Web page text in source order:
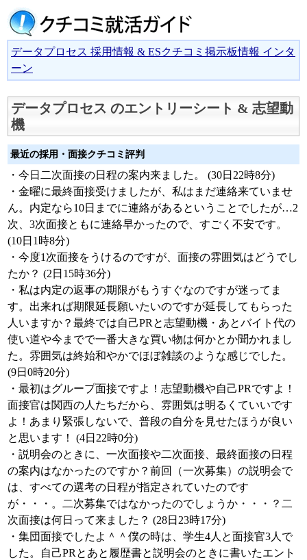
データプロセス 採用情報 & ESクチコミ掲示板情報 インタ
ーン
データプロセス のエントリーシート & 志望動
機
最近の採用・面接クチコミ評判
・今日二次面接の日程の案内来ました。 (30日22時8分)
・金曜に最終面接受けましたが、私はまだ連絡来ていませ
ん。内定なら10日までに連絡があるということでしたが…2
次、3次面接ともに連絡早かったので、すごく不安です。
(10日1時8分)
・今度1次面接をうけるのですが、面接の雰囲気はどうでし
たか？ (2日15時36分)
・私は内定の返事の期限がもうすぐなのですが迷ってま
す。出来れば期限延長願いたいのですが延長してもらった
人いますか？最終では自己PRと志望動機・あとバイト代の
使い道や今までで一番大きな買い物は何かとか聞かれまし
た。雰囲気は終始和やかでほぼ雑談のような感じでした。
(9日0時20分)
・最初はグループ面接ですよ！志望動機や自己PRですよ！
面接官は関西の人たちだから、雰囲気は明るくていいです
よ！あまり緊張しないで、普段の自分を見せたほうが良い
と思います！ (4日22時0分)
・説明会のときに、一次面接や二次面接、最終面接の日程
の案内はなかったのですか？前回（一次募集）の説明会で
は、すべての選考の日程が指定されていたのです
が・・・。二次募集ではなかったのでしょうか・・・？二
次面接は何日って来ました？ (28日23時17分)
・集団面接でしたよ＾＾僕の時は、学生4人と面接官3人で
した。自己PRとあと履歴書と説明会のときに書いたエント